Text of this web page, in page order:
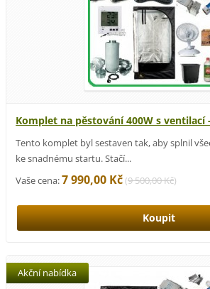
Komplet na pěstování 400W s ventilací -
Tento komplet byl sestaven tak, aby splnil
ke snadnému startu. Stačí...
Vaše cena:7 990,00 Kč(9 500,00 Kč)
Akční nabídka